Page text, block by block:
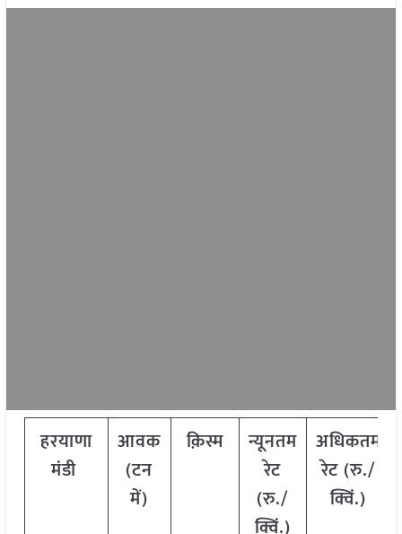
हरयाणा
मंडी
आवक
(टन
में)
क़िस्म
न्यूनतम
रेट
(रु./
अधिकतम
रेट (रु./
क्विं.)